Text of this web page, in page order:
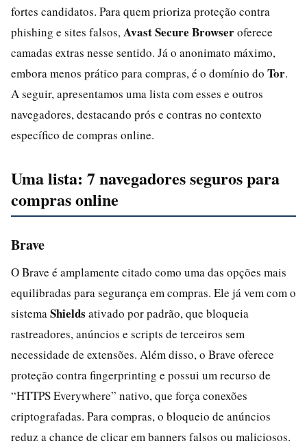
fortes candidatos. Para quem prioriza proteção contra
phishing e sites falsos, Avast Secure Browseroferece
camadas extras nesse sentido. Já o anonimato máximo,
embora menos prático para compras, é o domínio do Tor.
A seguir, apresentamos uma lista com esses e outros
navegadores, destacando prós e contras no contexto
específico de compras online.
Uma lista: 7 navegadores seguros para
compras online
Brave
O Brave é amplamente citado como uma das opções mais
equilibradas para segurança em compras. Ele já vem com o
sistema Shields ativado por padrão, que bloqueia
rastreadores, anúncios e scripts de terceiros sem
necessidade de extensões. Além disso, o Brave oferece
proteção contra fingerprinting e possui um recurso de
“HTTPS Everywhere” nativo, que força conexões
criptografadas. Para compras, o bloqueio de anúncios
reduz a chance de clicar em banners falsos ou maliciosos.